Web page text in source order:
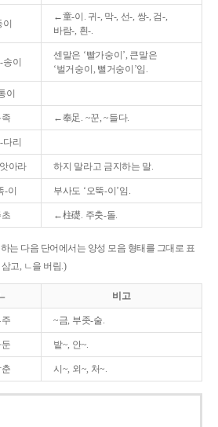
←童-이. 귀-, 막-, 선-, 쌍-, 검-,
바람-, 흰-.
이
센말은 ‘빨가숭이’, 큰말은
‘벌거숭이, 뻘거숭이’임.
이
←奉足. ~꾼, ~들다.
다리
아라 하지 말라고 금지하는 말.
-이 부사도 ‘오뚝-이’임.
←柱礎. 주춧-돌.
는 다음 단어에서는 양성 모음 형태를 그대로 표
고, ㄴ을 버림.)
비고
~금, 부좃-술.
밭~, 안~.
시~, 외~, 처~.